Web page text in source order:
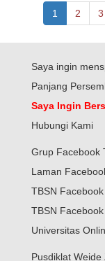
1 2 3
Saya ingin
Panjang
Saya Ingin
Hubungi Kami
Grup Facebook
Laman
TBSN
TBSN
Universitas
Pusdiklat